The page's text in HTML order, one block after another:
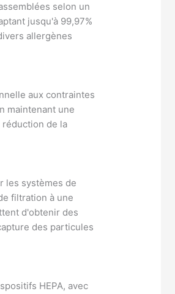
selon un
jusqu'à 99,97%
allergènes
aux contraintes
maintenant une
de la
les systèmes de
filtration à une
d'obtenir des
des particules
HEPA, avec